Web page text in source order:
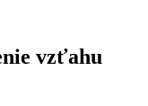
vzťahu